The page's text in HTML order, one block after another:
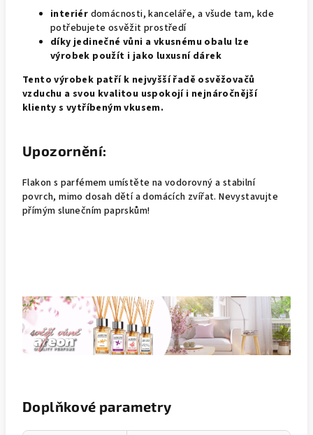
interiér domácnosti, kanceláře, a všude tam, kde
potřebujete osvěžit prostředí
díky jedinečné vůni a vkusnému obalu lze
výrobek použít i jako luxusní dárek
Tento výrobek patří k nejvyšší řadě osvěžovačů
vzduchu a svou kvalitou uspokojí i nejnáročnější
klienty s vytříbeným vkusem.
Upozornění:
Flakon s parfémem umístěte na vodorovný a stabilní
povrch, mimo dosah dětí a domácích zvířat. Nevystavujte
přímým slunečním paprskům!
Doplňkové parametry